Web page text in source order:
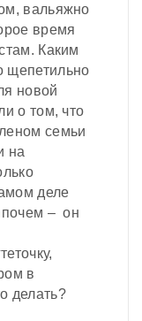
вальяжно
время
Каким
щепетильно
новой
о том, что
семьи
на
деле
– он
в
делать?